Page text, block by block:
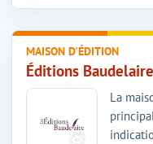
MAISON D'ÉDITION
Éditions Baudelaire
La